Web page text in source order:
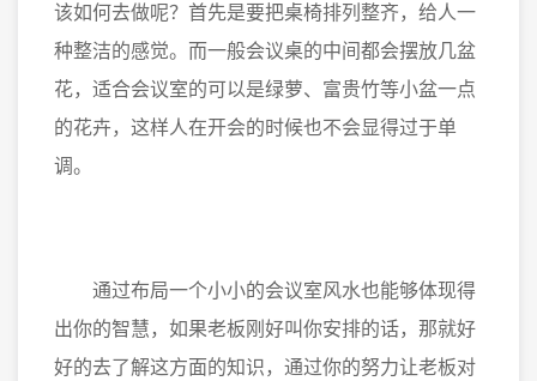
该如何去做呢？首先是要把桌椅排列整齐，给人一
种整洁的感觉。而一般会议桌的中间都会摆放几盆
花，适合会议室的可以是绿萝、富贵竹等小盆一点
的花卉，这样人在开会的时候也不会显得过于单
调。
通过布局一个小小的会议室风水也能够体现得
出你的智慧，如果老板刚好叫你安排的话，那就好
好的去了解这方面的知识，通过你的努力让老板对